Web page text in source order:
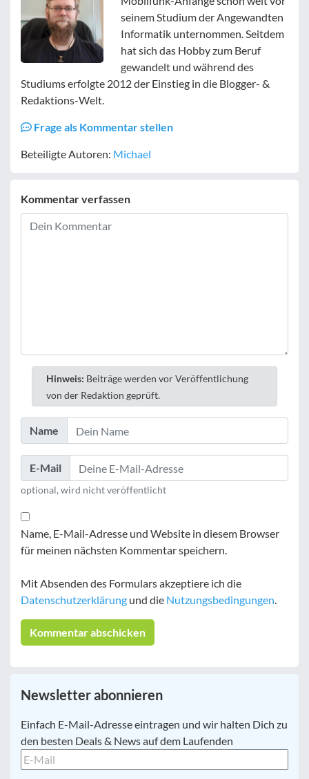
seinem Studium der Angewandten
Informatik unternommen. Seitdem
hat sich das Hobby zum Beruf
gewandelt und während des
Studiums erfolgte 2012 der Einstieg in die Blogger- &
Redaktions-Welt.
Frage als Kommentar stellen
Beteiligte Autoren: Michael
Kommentar verfassen
Hinweis: Beiträge werden vor Veröffentlichung
von der Redaktion geprüft.
Name
E-Mail
optional, wird nicht veröffentlicht
Name, E-Mail-Adresse und Website in diesem Browser
für meinen nächsten Kommentar speichern.
Mit Absenden des Formulars akzeptiere ich die
Datenschutzerklärung und die Nutzungsbedingungen.
Newsletter abonnieren
E-
Mail *
Einfach E-Mail-Adresse eintragen und wir halten Dich zu
den besten Deals & News auf dem Laufenden